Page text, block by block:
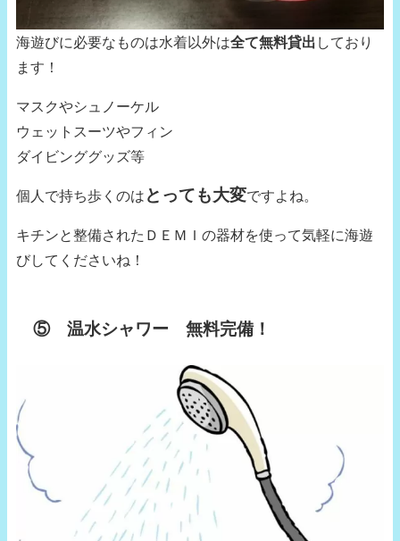
海遊びに必要なものは水着以外は全て無料貸出 しており
ます！
マスクやシュノーケル
ウェットスーツやフィン
ダイビンググッズ等
個人で持ち歩くのは とっても大変ですよね。
キチンと整備されたＤＥＭＩの器材を使って気軽に海遊
びしてくださいね！
⑤ 温水シャワー 無料完備！